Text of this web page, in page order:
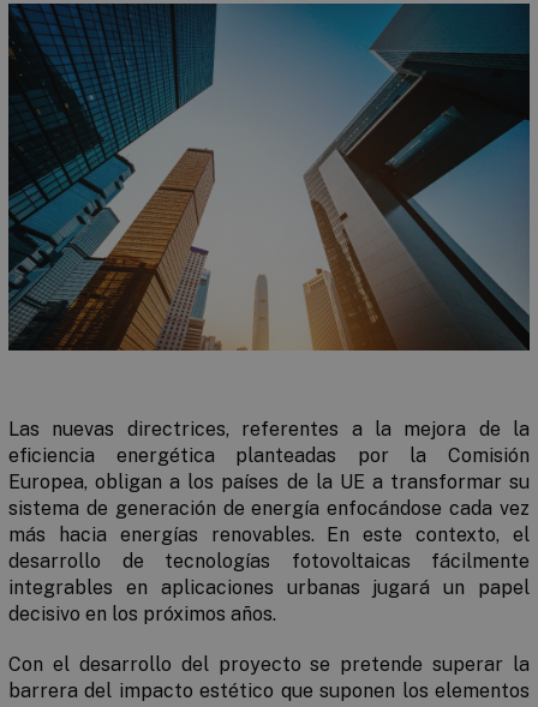
Las nuevas directrices, referentes a la mejora de la
eficiencia energética planteadas por la Comisión
Europea, obligan a los países de la UE a transformar su
sistema de generación de energía enfocándose cada vez
más hacia energías renovables. En este contexto, el
desarrollo de tecnologías fotovoltaicas fácilmente
integrables en aplicaciones urbanas jugará un papel
decisivo en los próximos años.
Con el desarrollo del proyecto se pretende superar la
barrera del impacto estético que suponen los elementos